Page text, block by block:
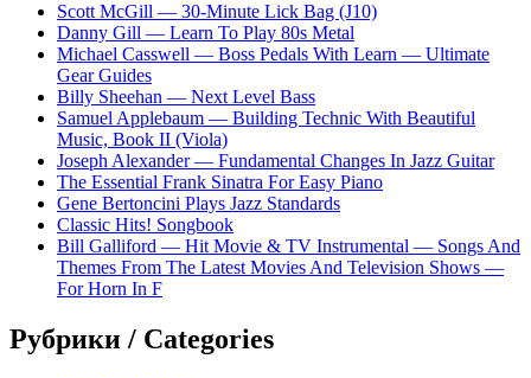
Scott McGill — 30-Minute Lick Bag (J10)
Danny Gill — Learn To Play 80s Metal
Michael Casswell — Boss Pedals With Learn — Ultimate
Gear Guides
Billy Sheehan — Next Level Bass
Samuel Applebaum — Building Technic With Beautiful
Music, Book II (Viola)
Joseph Alexander — Fundamental Changes In Jazz Guitar
The Essential Frank Sinatra For Easy Piano
Gene Bertoncini Plays Jazz Standards
Classic Hits! Songbook
Bill Galliford — Hit Movie & TV Instrumental — Songs And
Themes From The Latest Movies And Television Shows —
For Horn In F
Рубрики / Categories